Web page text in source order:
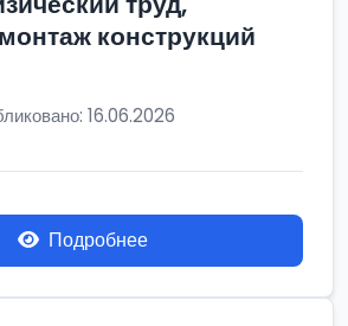
конструкций
16.06.2026
Подробнее